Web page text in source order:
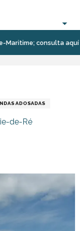
consulta aquí
ADOSADAS
de-Ré